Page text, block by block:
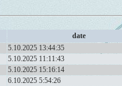
date
5.10.2025 13:44:35
5.10.2025 11:11:43
5.10.2025 15:16:14
6.10.2025 5:54:26